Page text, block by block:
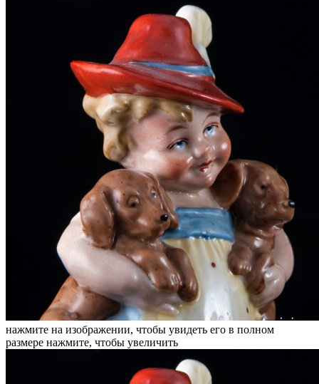
нажмите на изображении, чтобы увидеть его в полном
размере нажмите, чтобы увеличить